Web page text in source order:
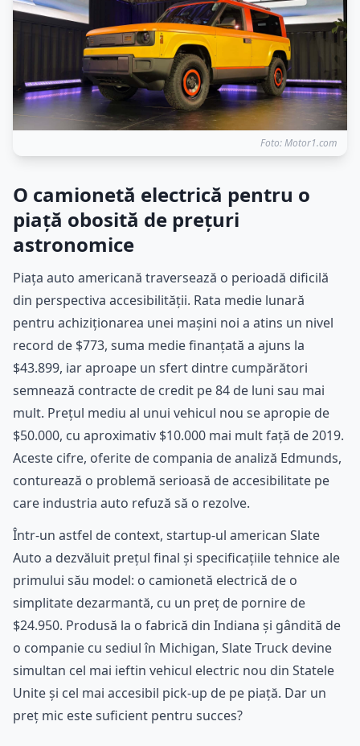
Foto: Motor1.com
O camionetă electrică pentru o
piață obosită de prețuri
astronomice
Piața auto americană traversează o perioadă dificilă
din perspectiva accesibilității. Rata medie lunară
pentru achiziționarea unei mașini noi a atins un nivel
record de $773, suma medie finanțată a ajuns la
$43.899, iar aproape un sfert dintre cumpărători
semnează contracte de credit pe 84 de luni sau mai
mult. Prețul mediu al unui vehicul nou se apropie de
$50.000, cu aproximativ $10.000 mai mult față de 2019.
Aceste cifre, oferite de compania de analiză Edmunds,
conturează o problemă serioasă de accesibilitate pe
care industria auto refuză să o rezolve.
Într-un astfel de context, startup-ul american Slate
Auto a dezvăluit prețul final și specificațiile tehnice ale
primului său model: o camionetă electrică de o
simplitate dezarmantă, cu un preț de pornire de
$24.950. Produsă la o fabrică din Indiana și gândită de
o companie cu sediul în Michigan, Slate Truck devine
simultan cel mai ieftin vehicul electric nou din Statele
Unite și cel mai accesibil pick-up de pe piață. Dar un
preț mic este suficient pentru succes?